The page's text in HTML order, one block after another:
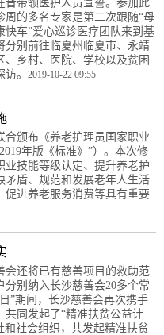
晋带领医护人员宣誓。参加此
周的多名专家是第二次跟随“母
快车”爱心巡诊医疗团队来到基
分别前往临夏州临夏市、永靖
乡村、医院、学校以及贫困
。 2019-10-22 09:55
颁布《养老护理员国家职业
年版《标准》”）。本次修
技能等级认定、提升养老护
矛盾、规范和发展老年人生活
促进养老服务消费等具有重要
会还将已有慈善项目的救助范
别纳入长沙慈善会20多个常
”期间，长沙慈善会再次携手
同发起了“精准扶贫公益计
和社会组织，共发起精准扶贫